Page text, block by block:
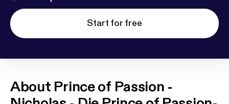
Start for free
About Prince of Passion -